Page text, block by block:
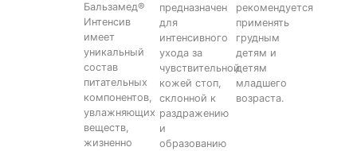
Бальзамед®
Интенсив
имеет
уникальный
состав
питательных
компонентов,
увлажняющих
веществ,
жизненно
предназначен
для
интенсивного
ухода за
чувствительной
кожей стоп,
склонной к
раздражению
и
образованию
рекомендуется
применять
грудным
детям и
детям
младшего
возраста.